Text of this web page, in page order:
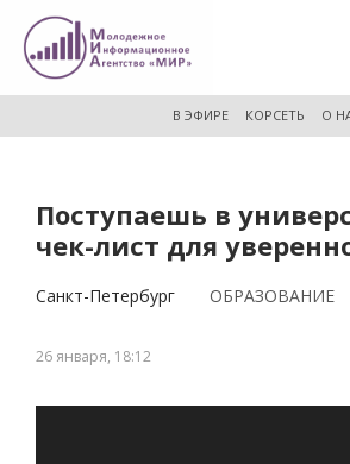
расширенный
В ЭФИРЕ КОРСЕТЬ О
Поступаешь в
чек-лист для
Санкт-Петербург ОБРАЗОВАНИЕ
26 января, 18:12